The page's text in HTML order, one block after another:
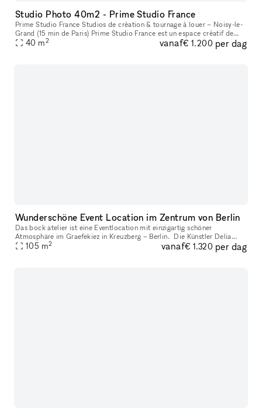
Studio Photo 40m2 - Prime Studio France
Prime Studio France Studios de création & tournage à louer – Noisy-le-
Grand (15 min de Paris) Prime Studio France est un espace créatif de
300 m², situé dans un loft moderne et lumineux à seulement
40 m2 vanaf€ 1.200 per dag
Wunderschöne Event Location im Zentrum von Berlin
Das bock atelier ist eine Eventlocation mit einzigartig schöner
Atmosphäre im Graefekiez in Kreuzberg – Berlin. Die Künstler Delia
Fröhlich und Max Funkat haben hier einen Ort geschaffen, an dem unve
105 m2 vanaf€ 1.320 per dag